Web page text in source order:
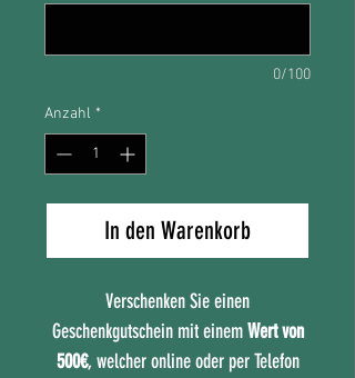
0/100
Anzahl *
In den Warenkorb
Verschenken Sie einen
Geschenkgutschein mit einemWert von
500€, welcher online oder per Telefon